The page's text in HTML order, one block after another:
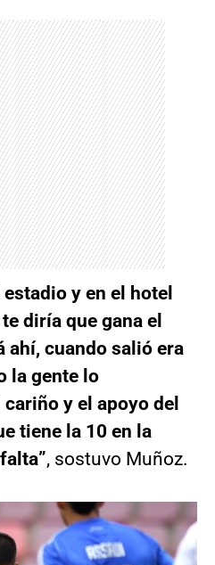
y en el hotel
diría que gana el
ahí, cuando salió era
la gente lo
y el apoyo del
tiene la 10 en la
, sostuvo Muñoz.